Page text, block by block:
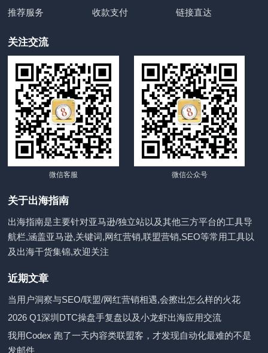
推荐服务
收款支付 链接直达
关注交流
微信客服 微信公众号
关于出海指南
出海指南是主要针对亚马逊/独立站以及其他三方平台的工具导
航栏,涵盖亚马逊,关键词,网红营销,联盟营销,SEO等常用工具以
及出海干货集锦,欢迎关注
近期文章
当用户洞察与SEO/联盟/网红营销相遇,会擦出怎么样的火花
2026 Q1深圳DTC操盘手复盘以及小龙虾出海应用交流
我用Codex 跑了一天内容类联盟客，才发现自动化最难的不是
发邮件